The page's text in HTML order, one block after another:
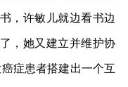
，许敏儿就边看书边
，她又建立并维护协
症患者搭建出一个互